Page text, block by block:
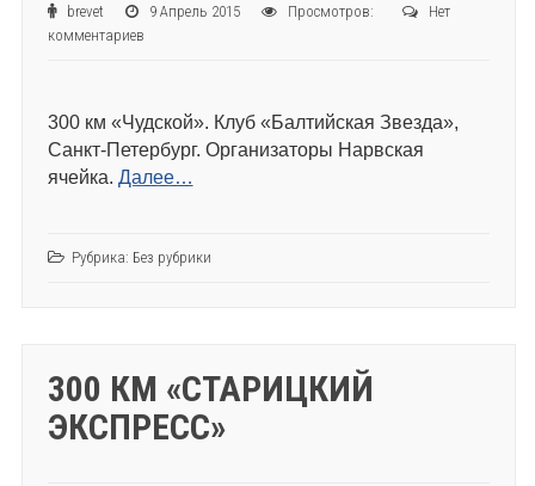
brevet 9 Апрель 2015 Просмотров:
Нет
комментариев
300 км «Чудской». Клуб «Балтийская Звезда»,
Санкт-Петербург. Организаторы Нарвская
ячейка. Далее…
Рубрика: Без рубрики
300 КМ «СТАРИЦКИЙ
ЭКСПРЕСС»